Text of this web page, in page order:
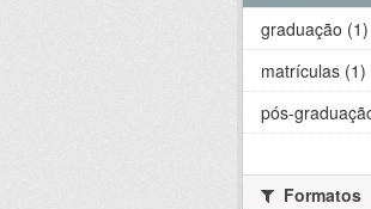
graduação (1)
matrículas (1)
pós-
Formatos